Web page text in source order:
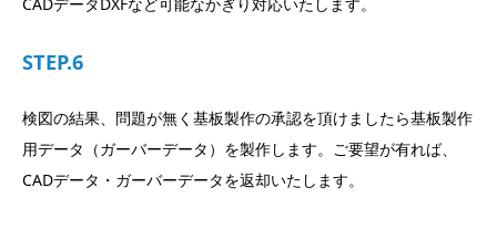
STEP.6
検図の結果、問題が無く基板製作の承認を頂けましたら基板製作
用データ（ガーバーデータ）を製作します。ご要望が有れば、
CADデータ・ガーバーデータを返却いたします。